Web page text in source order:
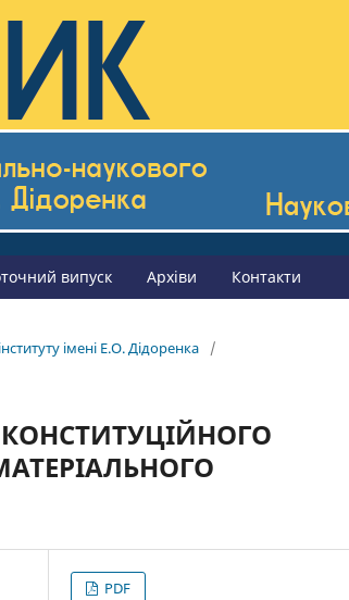
випуск Архіви Контакти
імені Е.О. Дідоренка
/
PDF